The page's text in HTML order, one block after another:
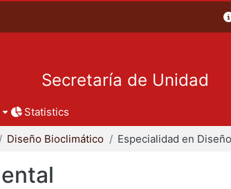
Secretaría de Unidad
Statistics
Diseño Bioclimático